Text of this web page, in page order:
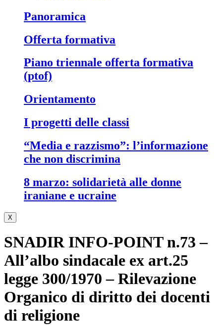
panoramica
offerta formativa
piano triennale offerta formativa
(ptof)
orientamento
i progetti delle classi
“media e razzismo”: l’informazione
che non discrimina
8 marzo: solidarietà alle donne
iraniane e ucraine
X
SNADIR INFO-POINT n.73 –
All’albo sindacale ex art.25
legge 300/1970 – Rilevazione
Organico di diritto dei docenti
di religione